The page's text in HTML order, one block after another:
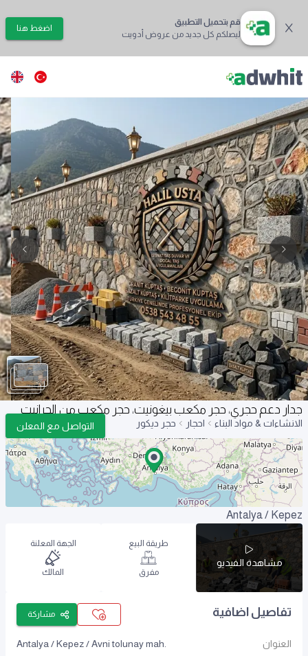
قم بتحميل التطبيق
ليصلكم كل جديد من عروض أدويت
اضغط هنا
جدار دعم حجري، حجر مكعب بيغونيت، حجر مكعب من الجرانيت
الانشاءات & مواد البناء احجار حجر ديكور التواصل مع المعلن
Antalya / Kepez
مشاهدة الفيديو
طريقة البيع
مفرق
الجهة المعلنة
المالك
تفاصيل اضافية مشاركة
العنوان Antalya / Kepez / Avni tolunay mah.